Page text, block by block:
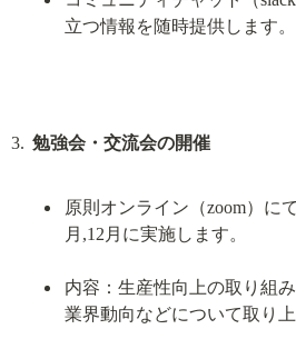
立つ情報を随時提供します。
勉強会・交流会の開催
原則オンライン（zoom）に
月,12月に実施します。
内容：生産性向上の取り組
業界動向などについて取り上